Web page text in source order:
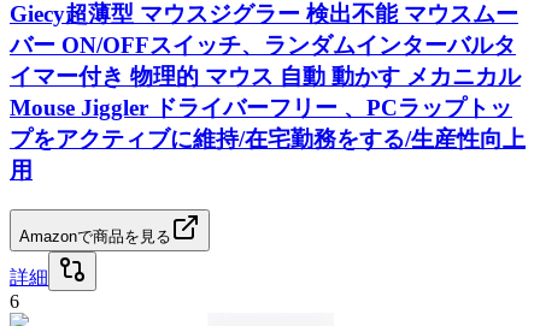
Giecy超薄型 マウスジグラー 検出不能 マウスムー
バー ON/OFFスイッチ、ランダムインターバルタ
イマー付き 物理的 マウス 自動 動かす メカニカル
Mouse Jiggler ドライバーフリー 、PCラップトッ
プをアクティブに維持/在宅勤務をする/生産性向上
用
Amazonで商品を見る
詳細
6